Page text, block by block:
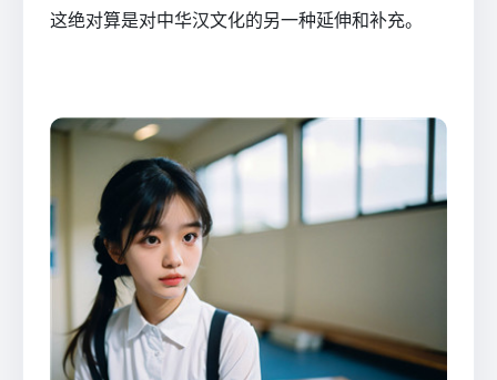
这绝对算是对中华汉文化的另一种延伸和补充。